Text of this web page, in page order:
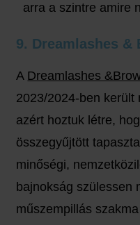
arra a szintre amire
9. Dreamlashes
A Dreamlashes
2023/2024-ben került
azért hoztuk létre,
összegyűjtött
minőségi,
bajnokság szülessen
műszempillás